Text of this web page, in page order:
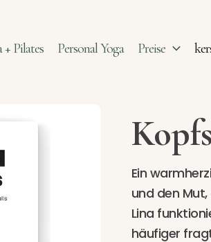
+ Pilates Personal Yoga Preise
Ein
und den
Lina
häufiger